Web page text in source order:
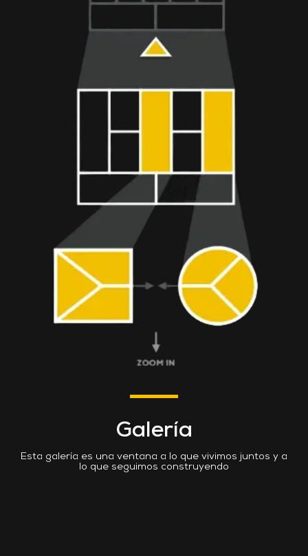
Galería
Esta galería es una ventana a lo que vivimos juntos y a
lo que seguimos construyendo